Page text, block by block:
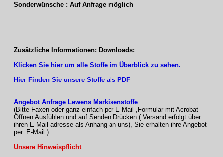
Sonderwünsche : Auf Anfrage möglich
Zusätzliche Informationen: Downloads:
Klicken Sie hier um alle Stoffe im Überblick zu sehen.
Hier Finden Sie unsere Stoffe als PDF
Angebot Anfrage Lewens Markisenstoffe
(Bitte Faxen oder ganz einfach per E-Mail ,Formular mit Acrobat
Öffnen Ausfühlen und auf Senden Drücken ( Versand erfolgt über
ihren E-Mail adresse als Anhang an uns), Sie erhalten ihre Angebot
per. E-Mail ) .
Unsere Hinweispflicht